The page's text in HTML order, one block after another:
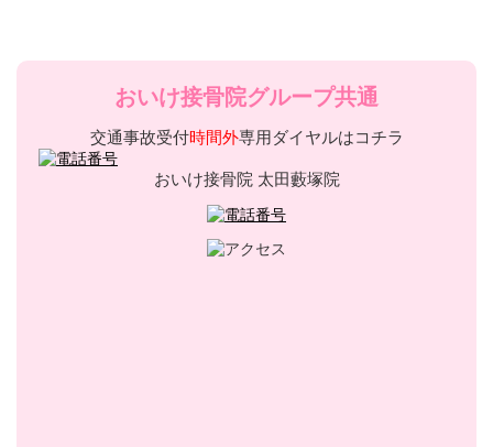
おいけ接骨院グループ共通
交通事故受付時間外専用ダイヤルはコチラ
おいけ接骨院 太田藪塚院